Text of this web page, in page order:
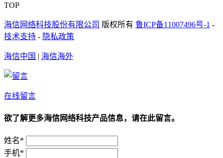
TOP
海信网络科技股份有限公司 版权所有 鲁ICP备11007496号-1 -
技术支持 - 隐私政策
海信中国 | 海信海外
在线留言
欲了解更多海信网络科技产品信息，请在此留言。
姓名*
手机*